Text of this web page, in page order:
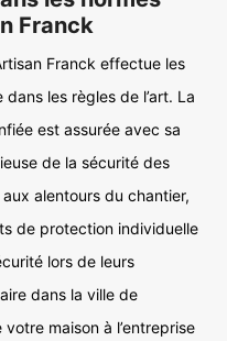
Franck
Franck effectue les
les règles de l’art. La
est assurée avec sa
de la sécurité des
alentours du chantier,
de protection individuelle
lors de leurs
dans la ville de
maison à l’entreprise